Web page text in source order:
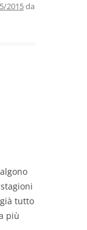
2015da
tutto
più